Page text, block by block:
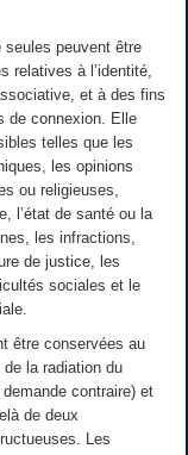
seules peuvent être
relatives à l’identité,
et à des fins
de connexion. Elle
telles que les
les opinions
ou religieuses,
l’état de santé ou la
les infractions,
de justice, les
sociales et le
être conservées au
la radiation du
contraire) et
de deux
Les